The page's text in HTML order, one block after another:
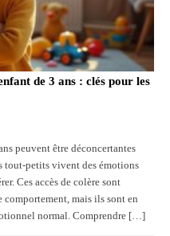
de 3 ans : clés pour les
peuvent être déconcertantes
tout-petits vivent des émotions
Ces accès de colère sont
mais ils sont en
normal. Comprendre […]